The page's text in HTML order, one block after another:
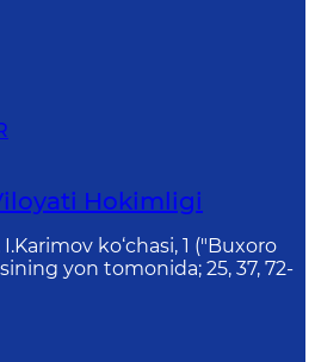
Hokimligi
ko‘chаsi, 1 ("Buxoro
yon tomonida; 25, 37, 72-